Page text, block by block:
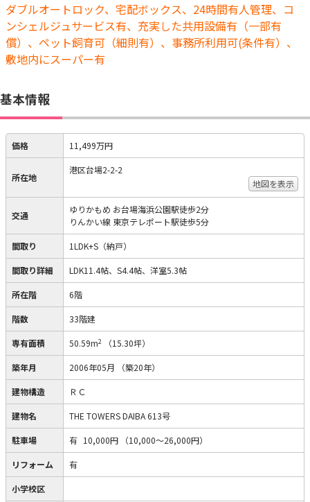
ダブルオートロック、宅配ボックス、24時間有人管理、コ
ンシェルジュサービス有、充実した共用設備有（一部有
償）、ペット飼育可（細則有）、事務所利用可(条件有）、
敷地内にスーパー有
基本情報
価格 11,499万円
所在地
港区台場2-2-2
地図を表示
交通
ゆりかもめ お台場海浜公園駅徒歩2分
りんかい線 東京テレポート駅徒歩5分
間取り 1LDK+S（納戸）
間取り詳細 LDK11.4帖、S4.4帖、洋室5.3帖
所在階 6階
階数 33階建
専有面積 50.59m2 （15.30坪）
築年月 2006年05月 （築20年）
建物構造 ＲＣ
建物名 THE TOWERS DAIBA 613号
駐車場 有 10,000円 （10,000～26,000円）
リフォーム 有
小学校区